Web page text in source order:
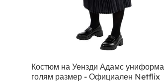
Костюм на Уензди Адамс униформа
голям размер - Официален Netflix